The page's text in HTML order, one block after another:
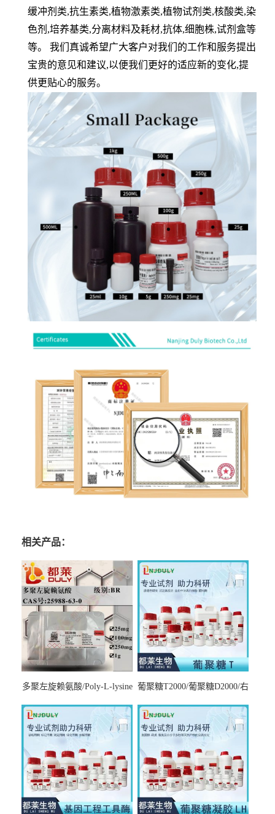
缓冲剂类,抗生素类,植物激素类,植物试剂类,核酸类,染
色剂,培养基类,分离材料及耗材,抗体,细胞株,试剂盒等
等。 我们真诚希望广大客户对我们的工作和服务提出
宝贵的意见和建议,以便我们更好的适应新的变化,提
供更贴心的服务。
相关产品：
多聚左旋赖氨酸/Poly-L-lysine
7000，分子量7000-15000，分
子量2万～4万，分子量3～7
万，分子量7～15万，分子量
15～30万
葡聚糖T2000/葡聚糖D2000/右